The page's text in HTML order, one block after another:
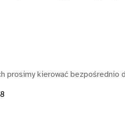
prosimy kierować bezpośrednio